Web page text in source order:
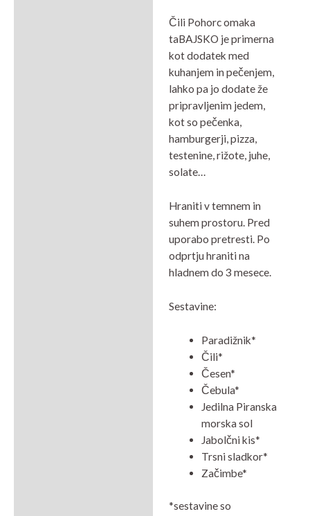
Čili Pohorc omaka
taBAJSKO je primerna
kot dodatek med
kuhanjem in pečenjem,
lahko pa jo dodate že
pripravljenim jedem,
kot so pečenka,
hamburgerji, pizza,
testenine, rižote, juhe,
solate…
Hraniti v temnem in
suhem prostoru. Pred
uporabo pretresti. Po
odprtju hraniti na
hladnem do 3 mesece.
Sestavine:
Paradižnik*
Čili*
Česen*
Čebula*
Jedilna Piranska
morska sol
Jabolčni kis*
Trsni sladkor*
Začimbe*
*sestavine so